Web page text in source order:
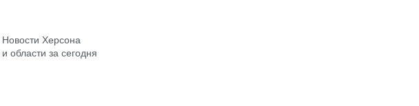
Новости Херсона
и области за сегодня